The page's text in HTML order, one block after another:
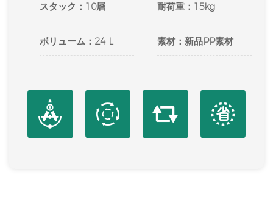
スタック：10層 耐荷重：15kg
ボリューム：24 L 素材：新品PP素材